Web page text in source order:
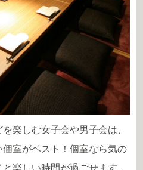
楽しむ女子会や男子会は、
室がベスト！個室なら気の
楽しい時間が過ごせます。